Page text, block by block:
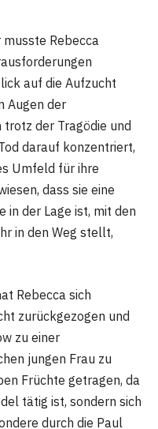
Rebecca
auf die Aufzucht
Augen der
der Tragödie und
darauf konzentriert,
Umfeld für ihre
dass sie eine
in der Lage ist, mit den
in den Weg stellt,
Rebecca sich
zurückgezogen und
zu einer
jungen Frau zu
Früchte getragen, da
tätig ist, sondern sich
durch die Paul